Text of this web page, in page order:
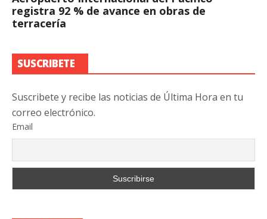
registra 92 % de avance en obras de
terracería
SUSCRIBETE
Suscribete y recibe las noticias de Última Hora en tu
correo electrónico.
Email